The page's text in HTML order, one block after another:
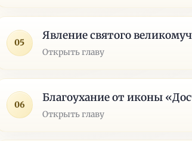
05
Явление святого
Открыть главу
06
Благоухание от иконы
Открыть главу